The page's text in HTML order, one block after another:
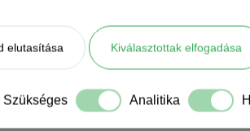
elutasítása Kiválasztottak elfogadása
Szükséges Analitika